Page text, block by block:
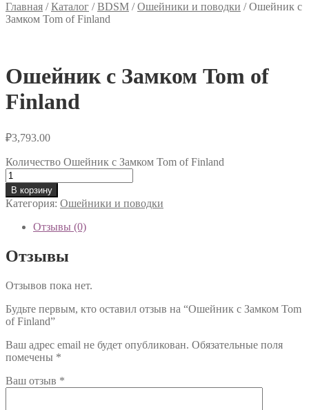
Главная /Каталог /BDSM /Ошейники и поводки /Ошейник с
Замком Tom of Finland
Ошейник с Замком Tom of
Finland
₽3,793.00
Количество Ошейник с Замком Tom of Finland
В корзину
Категория: Ошейники и поводки
Отзывы (0)
Отзывы
Отзывов пока нет.
Будьте первым, кто оставил отзыв на “Ошейник с Замком Tom
of Finland”
Ваш адрес email не будет опубликован. Обязательные поля
помечены *
Ваш отзыв *